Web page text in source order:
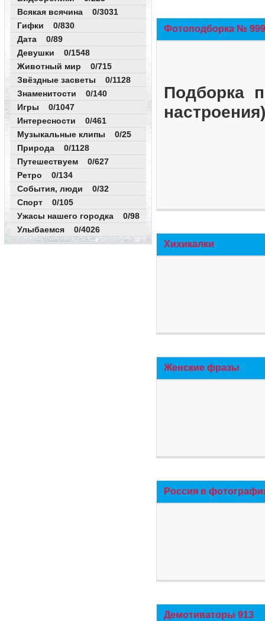
Всякая всячина 0/3031
Гифки 0/830
Дата 0/89
Девушки 0/1548
Животный мир 0/715
Звёздные засветы 0/1128
Знаменитости 0/140
Игры 0/1047
Интересности 0/461
Музыкальные клипы 0/25
Природа 0/1128
Путешествуем 0/627
Ретро 0/134
События, люди 0/32
Спорт 0/105
Ужасы нашего городка 0/98
Улыбаемся 0/4026
Фотоподборка №
Подборка
Хихикалки
Женские фразы
Россия в
Демотиваторы 913